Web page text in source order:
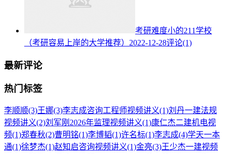
考研难度小的211学校
（考研容易上岸的大学推荐） 2022-12-28评论(1)
最新评论
热门标签
李顺顺(3)王娜(3)李志成咨询工程师视频讲义(1)刘丹一建法规
视频讲义(2)刘军刚2026年监理视频讲义(1)康仁杰二建机电视
频(1)郑春秋(2)曹明铭(1)李博韬(1)许名标(1)李志成(4)学天一本
通(1)徐梦杰(1)赵知启咨询视频讲义(1)金亮(3)王少杰一建视频